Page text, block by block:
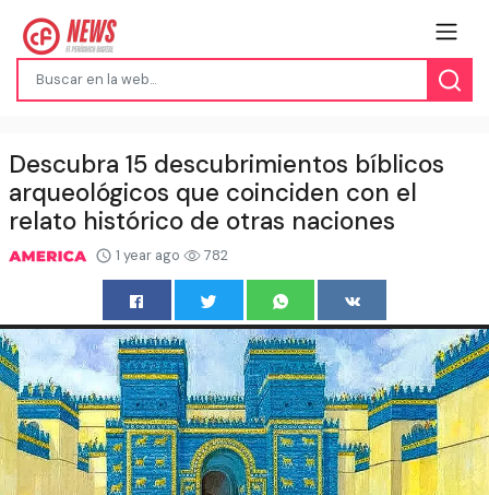
Descubra 15 descubrimientos bíblicos
arqueológicos que coinciden con el
relato histórico de otras naciones
1 year ago 782